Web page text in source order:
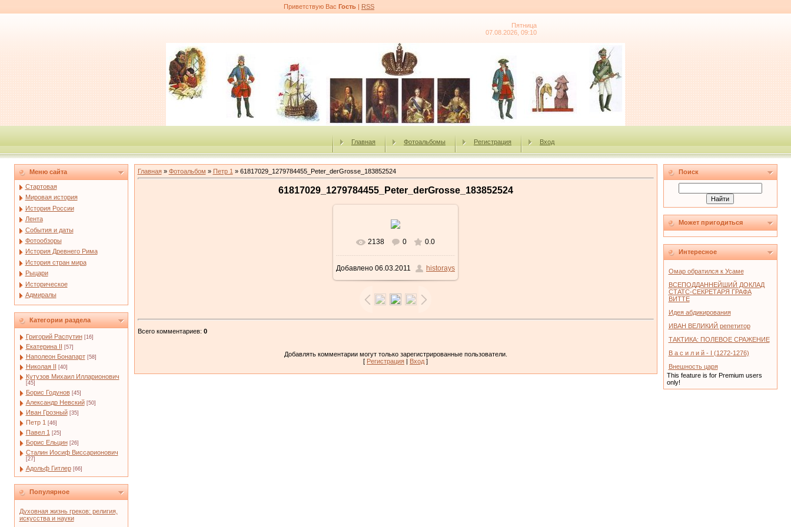
Приветствую Вас Гость | RSS
Пятница
07.08.2026, 09:10
Главная Фотоальбомы Регистрация Вход
Меню сайта
Стартовая
Мировая история
История России
Лента
События и даты
Фотообзоры
История Древнего Рима
История стран мира
Рыцари
Историческое
Адмиралы
Категории раздела
Григорий Распутин [16]
Екатерина II [57]
Наполеон Бонапарт [58]
Николая II [40]
Кутузов Михаил Илларионович
[45]
Борис Годунов [45]
Александр Невский [50]
Иван Грозный [35]
Петр 1 [46]
Павел 1 [25]
Борис Ельцин [26]
Сталин Иосиф Виссарионович
[27]
Адольф Гитлер [66]
Популярное
Духовная жизнь греков: религия,
искусства и науки
Главная» Фотоальбом » Петр 1 » 61817029_1279784455_Peter_derGrosse_183852524
61817029_1279784455_Peter_derGrosse_183852524
В реальном размере
400x523/ 122.1Kb
2138 0 0.0
Добавлено 06.03.2011 historays
Всего комментариев: 0
Добавлять комментарии могут только зарегистрированные пользователи.
[ Регистрация | Вход ]
Поиск
Может пригодиться
Интересное
Омар обратился к Усаме
ВСЕПОДДАННЕЙШИЙ ДОКЛАД
СТАТС-СЕКРЕТАРЯ ГРАФА
ВИТТЕ
Идея абдикирования
ИВАН ВЕЛИКИЙ репетитор
ТАКТИКА: ПОЛЕВОЕ СРАЖЕНИЕ
В а с и л и й - I (1272-1276)
Внешность царя
This feature is for Premium users
only!